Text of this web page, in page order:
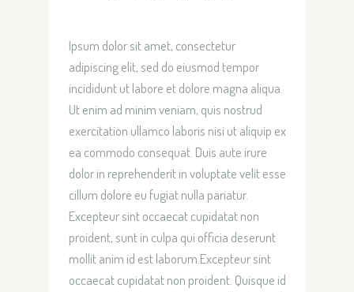
Ipsum dolor sit amet, consectetur
adipiscing elit, sed do eiusmod tempor
incididunt ut labore et dolore magna aliqua.
Ut enim ad minim veniam, quis nostrud
exercitation ullamco laboris nisi ut aliquip ex
ea commodo consequat. Duis aute irure
dolor in reprehenderit in voluptate velit esse
cillum dolore eu fugiat nulla pariatur.
Excepteur sint occaecat cupidatat non
proident, sunt in culpa qui officia deserunt
mollit anim id est laborum.Excepteur sint
occaecat cupidatat non proident. Quisque id